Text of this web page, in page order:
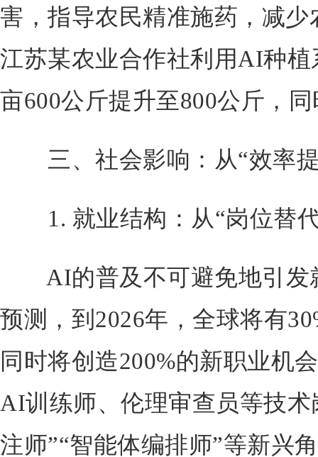
害，指导农民精准施药，减
江苏某农业合作社利用AI种
亩600公斤提升至800公斤，
三、社会影响：从“效率提
1. 就业结构：从“岗位替代
AI的普及不可避免地引发
预测，到2026年，全球将有
同时将创造200%的新职业机
AI训练师、伦理审查员等技
注师”“智能体编排师”等新兴